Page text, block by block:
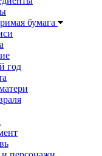
бумага
год